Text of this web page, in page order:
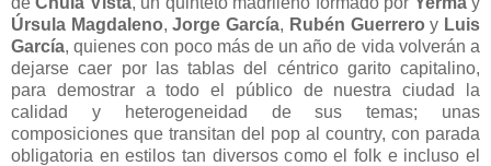
Úrsula Magdaleno,Jorge García, Rubén Guerrero y Luis
García, quienes con poco más de un año de vida volverán a
dejarse caer por las tablas del céntrico garito capitalino,
para demostrar a todo el público de nuestra ciudad la
calidad y heterogeneidad de sus temas; unas
composiciones que transitan del pop al country, con parada
obligatoria en estilos tan diversos como el folk e incluso el